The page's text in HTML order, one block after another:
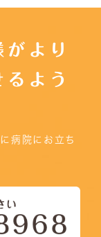
より
よう
病院にお立ち